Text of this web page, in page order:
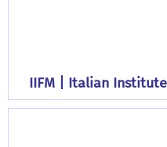
IIFM | Italian